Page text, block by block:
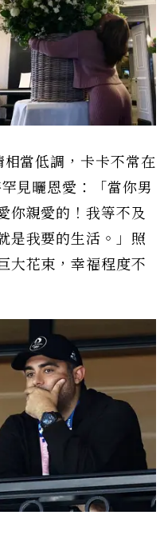
當低調，卡卡不常在
見曬恩愛：「當你男
你親愛的！我等不及
是我要的生活。」照
大花束，幸福程度不